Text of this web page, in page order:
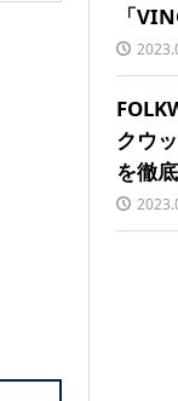
「
クウ
を徹